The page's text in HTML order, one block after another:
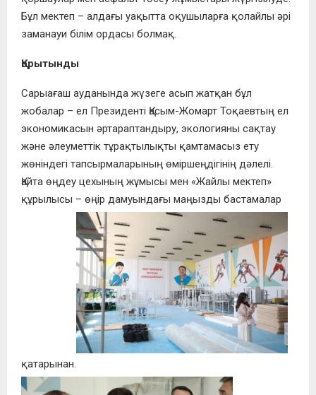
Бұл мектеп – алдағы уақытта оқушыларға қолайлы әрі
заманауи білім ордасы болмақ.
Қорытынды
Сарыағаш ауданында жүзеге асып жатқан бұл
жобалар – ел Президенті Қасым-Жомарт Тоқаевтың ел
экономикасын әртараптандыру, экологияны сақтау
және әлеуметтік тұрақтылықты қамтамасыз ету
жөніндегі тапсырмаларының өміршеңдігінің дәлелі.
Қайта өңдеу цехының жұмысы мен «Жайлы мектеп»
құрылысы – өңір дамуындағы маңызды бастамалар
қатарынан.